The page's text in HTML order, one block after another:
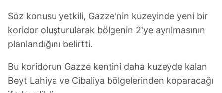
verileriniz işlenmekte olup gerekli olan çerezler bilgi
toplumu hizmetlerinin sunulması amacıyla
kullanılmaktadır. Diğer çerezler, sitemizin daha işlevsel
kılınması ve kişiselleştirilmesi ve sizlere yönelik
sınırlı olarak açık rızanız dahilinde kullanılacaktır.
Söz konusu yetkili, Gazze'nin kuzeyinde yeni bir
koridor oluşturularak bölgenin 2'ye ayrılmasının
planlandığını belirtti.
Bu koridorun Gazze kentini daha kuzeyde kalan
Beyt Lahiya ve Cibaliya bölgelerinden koparacağı